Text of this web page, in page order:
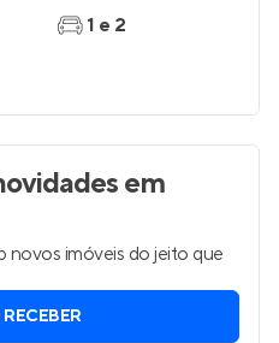
1 e 2
em
novos imóveis do jeito que